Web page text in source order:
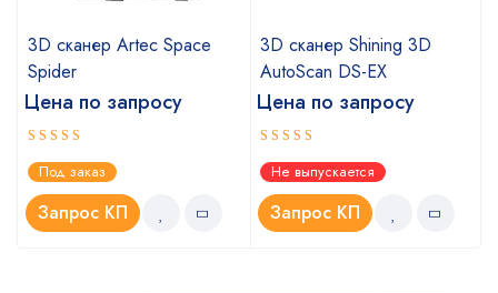
3D сканер Artec Space
Spider
Цена по запросу
Оценка
5.00из 5
Под заказ
Запрос КП
3D сканер Shining 3D
AutoScan DS-EX
Цена по запросу
Оценка
4.67из 5
Не выпускается
Запрос КП